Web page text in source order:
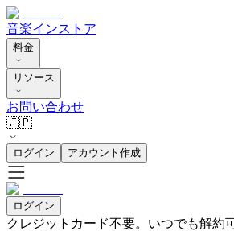
音楽インストア
料金
リソース
お問い合わせ
🇯🇵
ログイン アカウント作成
ログイン
クレジットカード不要。いつでも解約